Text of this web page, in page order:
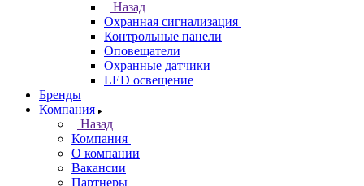
Назад
Охранная сигнализация
Контрольные панели
Оповещатели
Охранные датчики
LED освещение
Бренды
Компания
Назад
Компания
О компании
Вакансии
Партнеры